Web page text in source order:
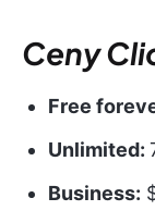
Ceny
Free
Unlimited:
Business: